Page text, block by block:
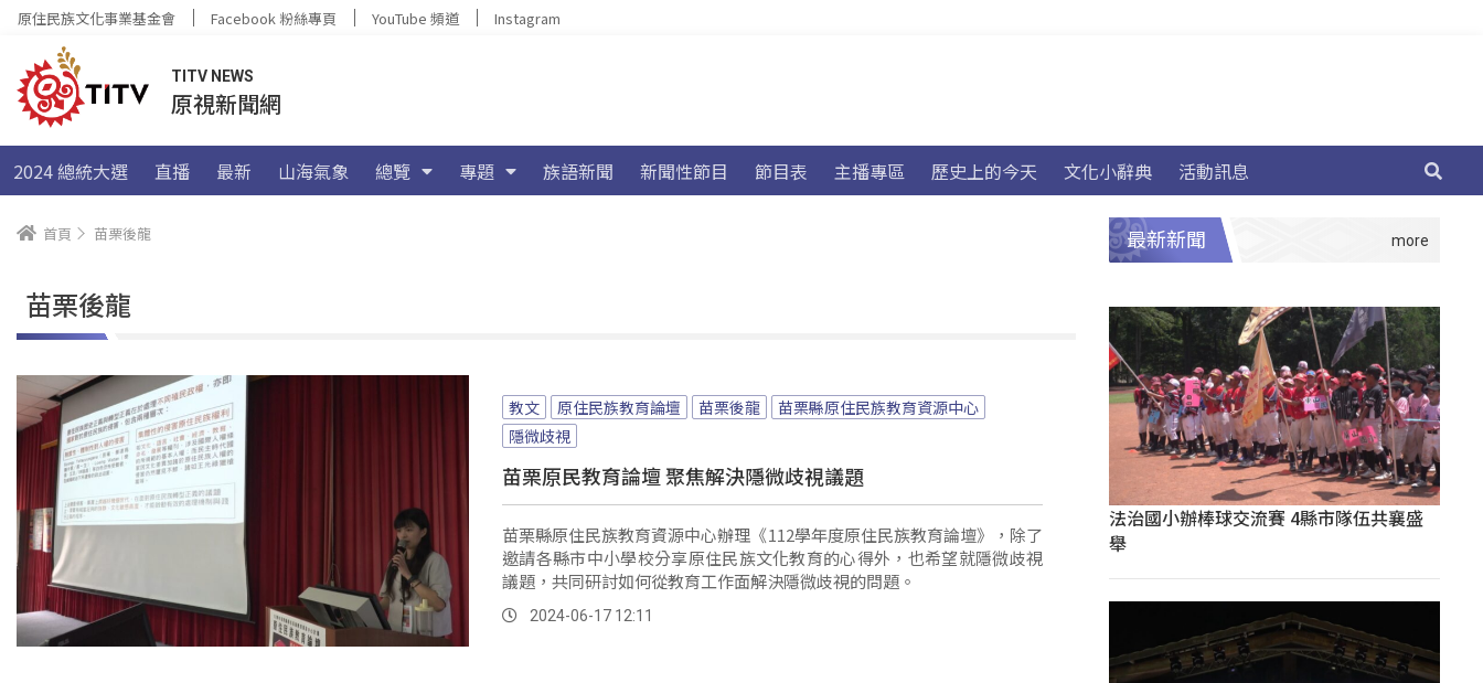
原住民族文化事業基金會 Facebook 粉絲專頁 YouTube 頻道 Instagram
TITV NEWS
原視新聞網
2024 總統大選 直播 最新 山海氣象 總覽 專題 族語新聞 新聞性節目 節目表 主播專區 歷史上的今天 文化小辭典 活動訊息
首頁 苗栗後龍
苗栗後龍
教文 原住民族教育論壇 苗栗後龍
苗栗縣原住民族教育資源中心
隱微歧視
苗栗原民教育論壇 聚焦解決隱微歧視議題
苗栗縣原住民族教育資源中心辦理《112學年度原住民族教育論壇》，除了
邀請各縣市中小學校分享原住民族文化教育的心得外，也希望就隱微歧視
議題，共同研討如何從教育工作面解決隱微歧視的問題。
2024-06-17 12:11
最新新聞
法治國小辦棒球交流賽 4縣市隊伍共襄盛
舉